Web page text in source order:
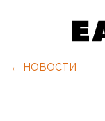
← НОВОСТИ